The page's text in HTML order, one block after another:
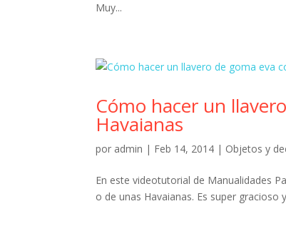
Muy...
Cómo hacer un
Havaianas
por admin | Feb 14, 2014 | Objetos y
En este videotutorial de Manualidades
o de unas Havaianas. Es super